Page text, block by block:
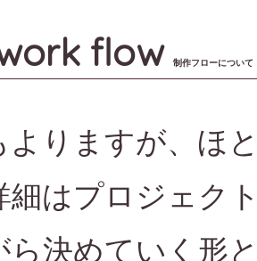
flow 制作フローについて
よりますが、ほ
細はプロジェク
ら決めていく形